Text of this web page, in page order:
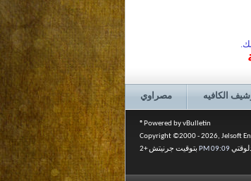
مصراوي الكافيه
Powered by vBulletin®
Copyright ©2000 - 2026, Jelsoft
09:09 PM بتوقيت جرنيتش +2